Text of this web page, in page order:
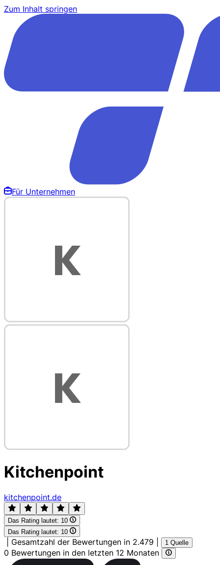
Zum Inhalt springen
Für Unternehmen
Kitchenpoint
kitchenpoint.de
Das Rating lautet: 10
Das Rating lautet: 10
Gesamtzahl der Bewertungen in 2.479 1 Quelle
0 Bewertungen in den letzten 12 Monaten